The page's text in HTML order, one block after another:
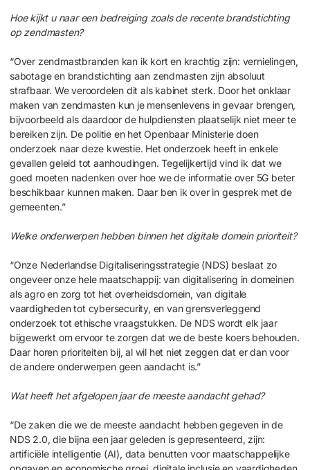
Hoe kijkt u naar een bedreiging zoals de recente brandstichting
op zendmasten?
“Over zendmastbranden kan ik kort en krachtig zijn: vernielingen,
sabotage en brandstichting aan zendmasten zijn absoluut
strafbaar. We veroordelen dit als kabinet sterk. Door het onklaar
maken van zendmasten kun je mensenlevens in gevaar brengen,
bijvoorbeeld als daardoor de hulpdiensten plaatselijk niet meer te
bereiken zijn. De politie en het Openbaar Ministerie doen
onderzoek naar deze kwestie. Het onderzoek heeft in enkele
gevallen geleid tot aanhoudingen. Tegelijkertijd vind ik dat we
goed moeten nadenken over hoe we de informatie over 5G beter
beschikbaar kunnen maken. Daar ben ik over in gesprek met de
gemeenten.”
Welke onderwerpen hebben binnen het digitale domein prioriteit?
“Onze Nederlandse Digitaliseringsstrategie (NDS) beslaat zo
ongeveer onze hele maatschappij: van digitalisering in domeinen
als agro en zorg tot het overheidsdomein, van digitale
vaardigheden tot cybersecurity, en van grensverleggend
onderzoek tot ethische vraagstukken. De NDS wordt elk jaar
bijgewerkt om ervoor te zorgen dat we de beste koers behouden.
Daar horen prioriteiten bij, al wil het niet zeggen dat er dan voor
de andere onderwerpen geen aandacht is.”
Wat heeft het afgelopen jaar de meeste aandacht gehad?
“De zaken die we de meeste aandacht hebben gegeven in de
NDS 2.0, die bijna een jaar geleden is gepresenteerd, zijn:
artificiële intelligentie (AI), data benutten voor maatschappelijke